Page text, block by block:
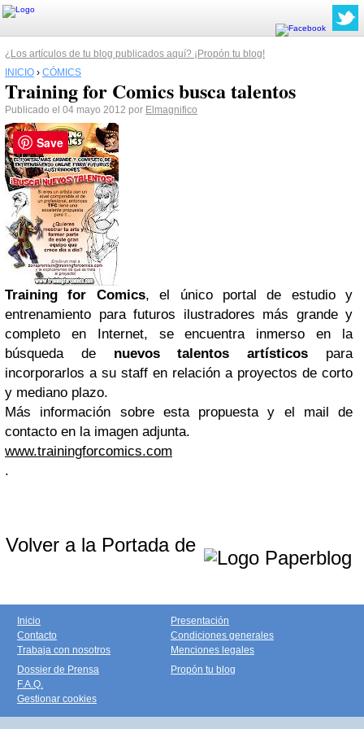
¿Los artículos de tu blog publicados aquí? ¡Propón tu blog!
INICIO › CÓMICS
Training for Comics busca talentos
Publicado el 04 mayo 2012 por Elmagnifico
Training for Comics, el único portal de estudio y
entrenamiento para futuros ilustradores más grande y
completo en Internet, se encuentra inmerso en la
búsqueda de nuevos talentos artísticos para
incorporarlos a su staff en relación a proyectos de corto
y mediano plazo.
Más información sobre esta propuesta y el mail de
contacto en la imagen adjunta.
www.trainingforcomics.com
.
Volver a la Portada de
Inicio
Contacto
Trabaja con nosotros
Presentación
Condiciones generales
Menciones legales
Dossier de Prensa
F.A.Q.
Gestionar cookies
Propón tu blog
Save